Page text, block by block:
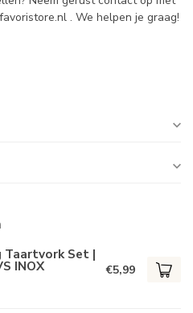
. We helpen je graag!
Taartvork Set |
INOX €5,99